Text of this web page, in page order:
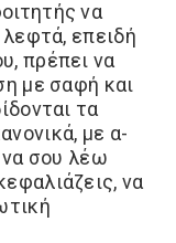
να
επειδή
πρέπει να
με σαφή και
τα
με α-
να σου λέω
να